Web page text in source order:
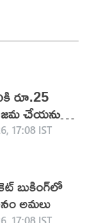
రూ.25
చేయ‌నున్న
17:08 IST
బుకింగ్‌లో
అమలు
17:08 IST